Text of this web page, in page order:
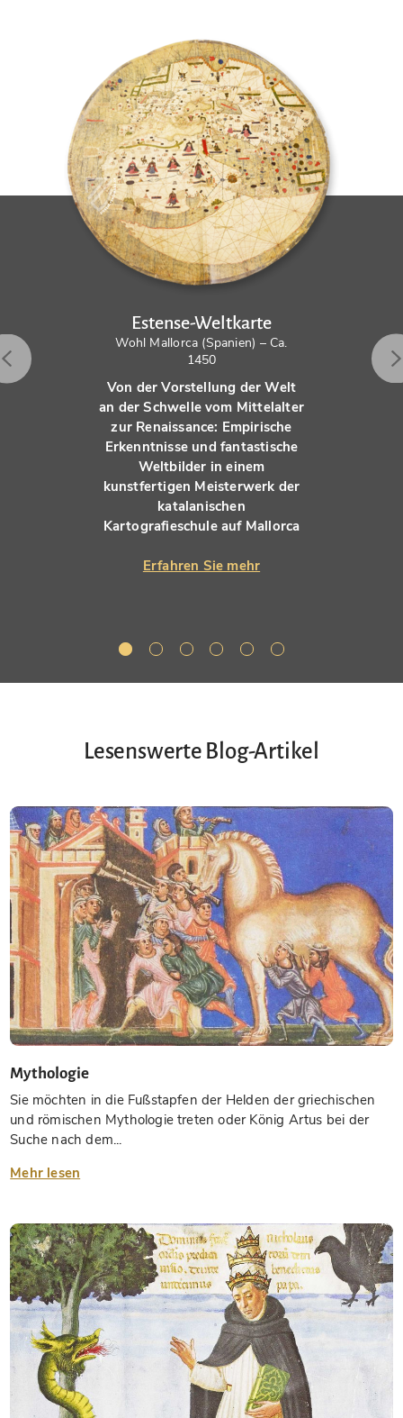
Estense-Weltkarte
Wohl Mallorca (Spanien) – Ca.
1450
Von der Vorstellung der Welt
an der Schwelle vom Mittelalter
zur Renaissance: Empirische
Erkenntnisse und fantastische
Weltbilder in einem
kunstfertigen Meisterwerk der
katalanischen
Kartografieschule auf Mallorca
Erfahren Sie mehr
Lesenswerte Blog-Artikel
Mythologie
Sie möchten in die Fußstapfen der Helden der griechischen
und römischen Mythologie treten oder König Artus bei der
Suche nach dem...
Mehr lesen